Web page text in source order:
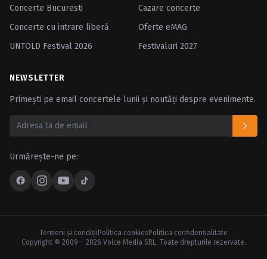
Concerte Bucuresti
Cazare concerte
Concerte cu intrare liberă
Oferte eMAG
UNTOLD Festival 2026
Festivaluri 2027
NEWSLETTER
Primești pe email concertele lunii și noutăți despre evenimente.
Urmărește-ne pe:
Termeni şi condiţiiPolitica cookiesPolitica confidenţialitate
Copyright © 2009 – 2026 Voice Media SRL. Toate drepturile rezervate.